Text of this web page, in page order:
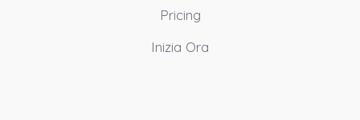
Pricing
Inizia Ora